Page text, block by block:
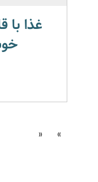
غذا
»
«